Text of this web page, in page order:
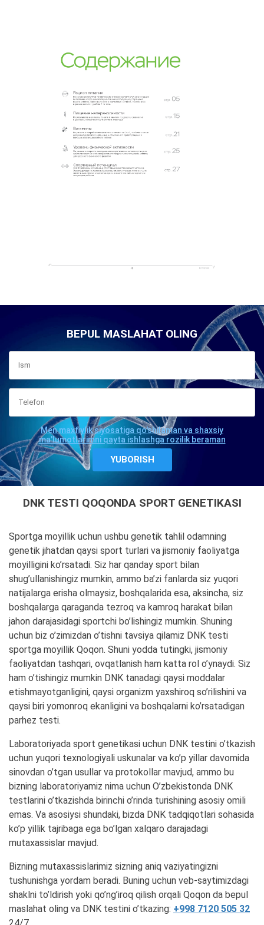
BEPUL MASLAHAT OLING
Men maxfiylik siyosatiga qo'shilaman va shaxsiy
ma'lumotlarimni qayta ishlashga rozilik beraman
DNK TESTI QOQONDA SPORT GENETIKASI
Sportga moyillik uchun ushbu genetik tahlil odamning
genetik jihatdan qaysi sport turlari va jismoniy faoliyatga
moyilligini ko’rsatadi. Siz har qanday sport bilan
shug’ullanishingiz mumkin, ammo ba’zi fanlarda siz yuqori
natijalarga erisha olmaysiz, boshqalarida esa, aksincha, siz
boshqalarga qaraganda tezroq va kamroq harakat bilan
jahon darajasidagi sportchi bo’lishingiz mumkin. Shuning
uchun biz o’zimizdan o’tishni tavsiya qilamiz DNK testi
sportga moyillik Qoqon. Shuni yodda tutingki, jismoniy
faoliyatdan tashqari, ovqatlanish ham katta rol o’ynaydi. Siz
ham o’tishingiz mumkin DNK tanadagi qaysi moddalar
etishmayotganligini, qaysi organizm yaxshiroq so’rilishini va
qaysi biri yomonroq ekanligini va boshqalarni ko’rsatadigan
parhez testi.
Laboratoriyada sport genetikasi uchun DNK testini o’tkazish
uchun yuqori texnologiyali uskunalar va ko’p yillar davomida
sinovdan o’tgan usullar va protokollar mavjud, ammo bu
bizning laboratoriyamiz nima uchun O’zbekistonda DNK
testlarini o’tkazishda birinchi o’rinda turishining asosiy omili
emas. Va asosiysi shundaki, bizda DNK tadqiqotlari sohasida
ko’p yillik tajribaga ega bo’lgan xalqaro darajadagi
mutaxassislar mavjud.
Bizning mutaxassislarimiz sizning aniq vaziyatingizni
tushunishga yordam beradi. Buning uchun veb-saytimizdagi
shaklni to’ldirish yoki qo’ng’iroq qilish orqali Qoqon da bepul
maslahat oling va DNK testini o’tkazing: +998 7120 505 32
24/7.